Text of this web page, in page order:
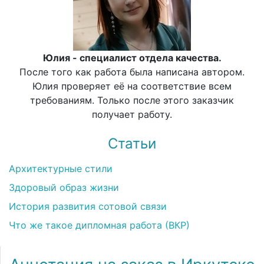
Юлия - специалист отдела качества.
После того как работа была написана автором.
Юлия проверяет её на соответствие всем
требованиям. Только после этого заказчик
получает работу.
Статьи
Архитектурные стили
Здоровый образ жизни
История развития сотовой связи
Что же такое дипломная работа (ВКР)